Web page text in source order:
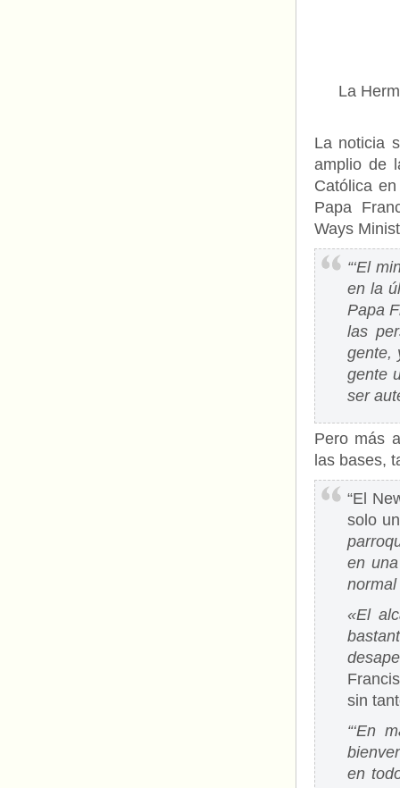
La
La noticia
amplio de
Católica
Papa
Ways
“‘El
en la
Papa
las
gente,
gente
ser
Pero más
las bases,
“El
solo
en
normal
«El
sin
“‘En
en